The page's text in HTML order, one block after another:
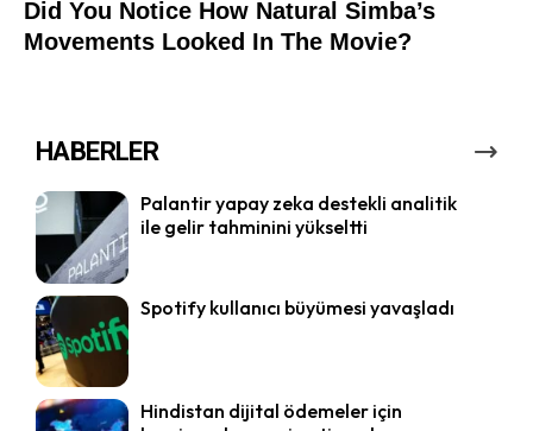
HABERLER
Palantir yapay zeka destekli analitik
ile gelir tahminini yükseltti
Spotify kullanıcı büyümesi yavaşladı
Hindistan dijital ödemeler için